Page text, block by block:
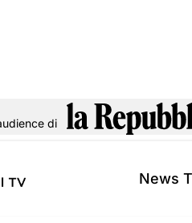
di
News